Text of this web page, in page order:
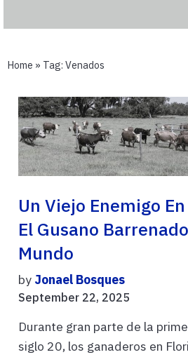
Home » Tag: Venados
Un Viejo Enemigo
El Gusano
Mundo
by Jonael Bosques
September 22, 2025
Durante gran parte de la
siglo 20, los ganaderos en